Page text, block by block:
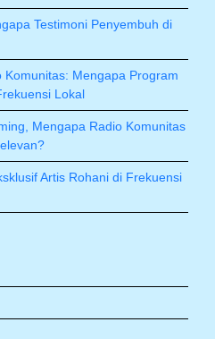
Testimoni Penyembuh di
Komunitas: Mengapa Program
Lokal
Mengapa Radio Komunitas
Artis Rohani di Frekuensi